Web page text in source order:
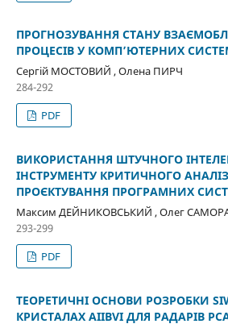
ПРОГНОЗУВАННЯ СТАНУ
ПРОЦЕСІВ У КОМП’ЮТЕРНИХ
Сергій МОСТОВИЙ , Олена ПИРЧ
284-292
PDF
ВИКОРИСТАННЯ ШТУЧНОГО
ІНСТРУМЕНТУ КРИТИЧНОГО
ПРОЄКТУВАННЯ ПРОГРАМНИХ
Максим ДЕЙНИКОВСЬКИЙ , Олег
293-299
PDF
ТЕОРЕТИЧНІ ОСНОВИ РОЗРОБКИ
КРИСТАЛАХ AIIBVI ДЛЯ РАДАРІВ